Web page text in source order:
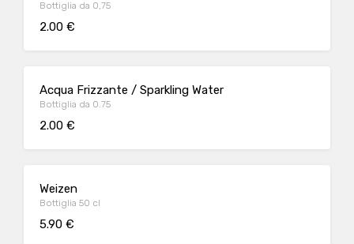
Bottiglia da 0,75
2.00 €
Acqua Frizzante / Sparkling Water
Bottiglia da 0.75
2.00 €
Weizen
Bottiglia 50 cl
5.90 €